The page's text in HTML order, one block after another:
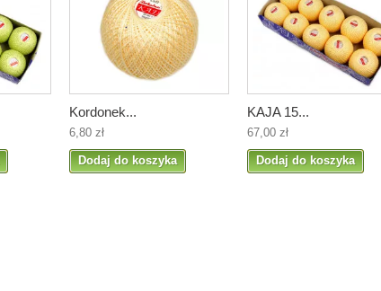
Kordonek...
6,80 zł
Dodaj do koszyka
KAJA 15...
67,00 zł
Dodaj do koszyka